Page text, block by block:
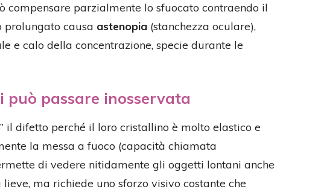
compensare parzialmente lo sfuocato contraendo il
prolungato causa astenopia (stanchezza oculare),
e calo della concentrazione, specie durante le
può passare inosservata
il difetto perché il loro cristallino è molto elastico e
la messa a fuoco (capacità chiamata
di vedere nitidamente gli oggetti lontani anche
ma richiede uno sforzo visivo costante che